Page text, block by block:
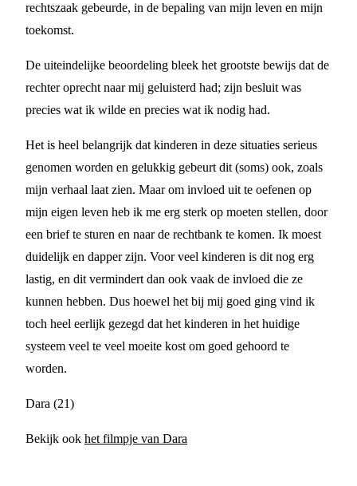
rechtszaak gebeurde, in de bepaling van mijn leven en mijn
toekomst.
De uiteindelijke beoordeling bleek het grootste bewijs dat de
rechter oprecht naar mij geluisterd had; zijn besluit was
precies wat ik wilde en precies wat ik nodig had.
Het is heel belangrijk dat kinderen in deze situaties serieus
genomen worden en gelukkig gebeurt dit (soms) ook, zoals
mijn verhaal laat zien. Maar om invloed uit te oefenen op
mijn eigen leven heb ik me erg sterk op moeten stellen, door
een brief te sturen en naar de rechtbank te komen. Ik moest
duidelijk en dapper zijn. Voor veel kinderen is dit nog erg
lastig, en dit vermindert dan ook vaak de invloed die ze
kunnen hebben. Dus hoewel het bij mij goed ging vind ik
toch heel eerlijk gezegd dat het kinderen in het huidige
systeem veel te veel moeite kost om goed gehoord te
worden.
Dara (21)
Bekijk ook het filmpje van Dara